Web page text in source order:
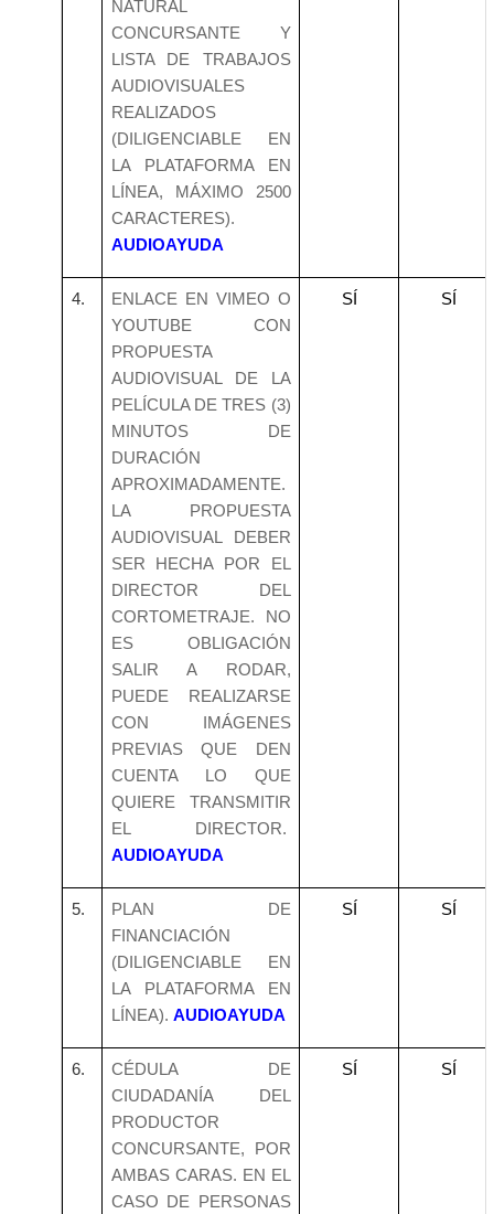
NATURAL
CONCURSANTE Y
LISTA DE TRABAJOS
AUDIOVISUALES
REALIZADOS
(DILIGENCIABLE EN
LA PLATAFORMA EN
LÍNEA, MÁXIMO 2500
CARACTERES).
AUDIOAYUDA
4.
ENLACE EN VIMEO O
YOUTUBE CON
PROPUESTA
AUDIOVISUAL DE LA
PELÍCULA DE TRES (3)
MINUTOS DE
DURACIÓN
APROXIMADAMENTE.
LA PROPUESTA
AUDIOVISUAL DEBER
SER HECHA POR EL
DIRECTOR DEL
CORTOMETRAJE. NO
ES OBLIGACIÓN
SALIR A RODAR,
PUEDE REALIZARSE
CON IMÁGENES
PREVIAS QUE DEN
CUENTA LO QUE
QUIERE TRANSMITIR
EL DIRECTOR.
AUDIOAYUDA
SÍ SÍ
5.
PLAN DE
FINANCIACIÓN
(DILIGENCIABLE EN
LA PLATAFORMA EN
LÍNEA). AUDIOAYUDA
SÍ SÍ
6.
CÉDULA DE
CIUDADANÍA DEL
PRODUCTOR
CONCURSANTE, POR
AMBAS CARAS. EN EL
CASO DE PERSONAS
SÍ SÍ